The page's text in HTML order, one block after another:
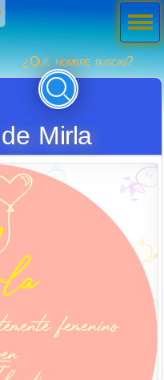
¿Qué nombre buscas?
Mirla
Men
ú